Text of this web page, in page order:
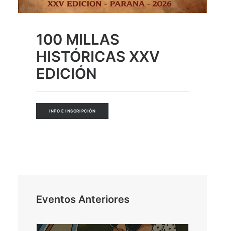
100 MILLAS
HISTÓRICAS XXV
EDICIÓN
INFO E INSCRIPCIÓN
Eventos Anteriores